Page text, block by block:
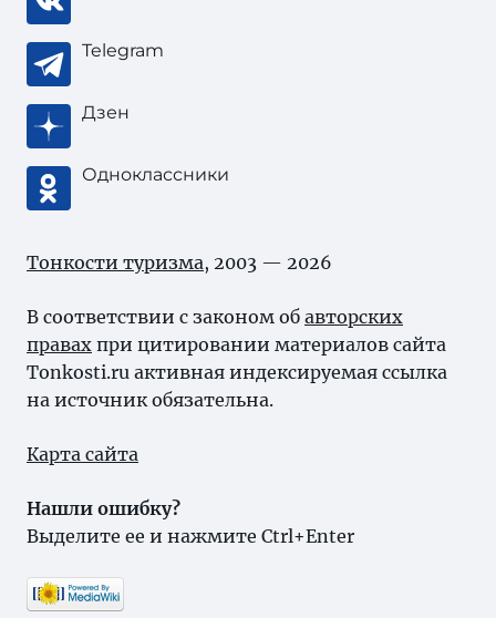
Telegram
Дзен
Одноклассники
Тонкости туризма, 2003 — 2026
В соответствии с законом об авторских
правах при цитировании материалов сайта
Tonkosti.ru активная индексируемая ссылка
на источник обязательна.
Карта сайта
Нашли ошибку?
Выделите ее и нажмите Ctrl+Enter